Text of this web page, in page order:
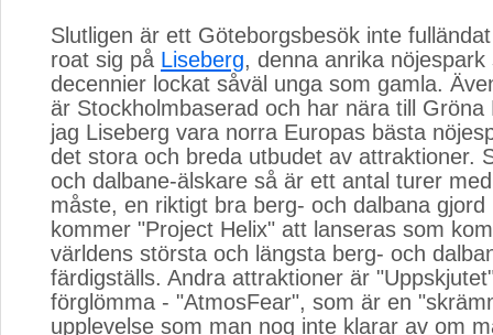
Slutligen är ett Göteborgsbesök inte
roat sig på Liseberg, denna anrika nöjespark
decennier lockat såväl unga som gamla.
är Stockholmbaserad och har nära till Gröna
jag Liseberg vara norra Europas bästa
det stora och breda utbudet av attraktioner.
och dalbane-älskare så är ett antal turer
måste, en riktigt bra berg- och dalbana
kommer "Project Helix" att lanseras som
världens största och längsta berg- och
färdigställs. Andra attraktioner är
förglömma - "AtmosFear", som är en
upplevelse som man nog inte klarar av om